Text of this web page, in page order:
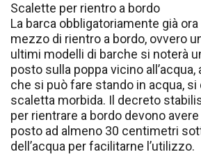
Scalette per rientro a bordo
La barca obbligatoriamente già
mezzo di rientro a bordo, ovvero
ultimi modelli di barche si noterà
posto sulla poppa vicino
che si può fare stando in acqua, si
scaletta morbida. Il decreto
per rientrare a bordo devono
posto ad almeno 30 centimetri
dell’acqua per facilitarne l’utilizzo.